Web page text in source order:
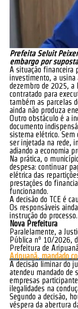
Prefeita Seluit
embargo por
A situação financeira
investimento, a usina
dezembro de 2025, a
contratado para
também as parcelas
ainda não produza
Outro obstáculo é a
documento
sistema elétrico. Sem
ser injetada na rede,
adiando a economia
Na prática, o
despesa: continuar
elétrica das
prestações do
funcionando.
A decisão do TCE é
Os responsáveis
instrução do processo.
Nova Prefeitura
Paralelamente, a
Pública nº 10/2026,
Prefeitura de
Aripuanã, mandado
A decisão liminar do
atendeu mandado de
empresas
ilegalidades na
Segundo a decisão,
véspera da abertura